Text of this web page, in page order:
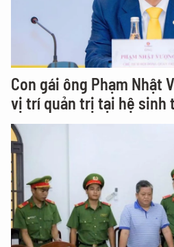
Con gái ông Phạm Nhật
vị trí quản trị tại hệ sinh